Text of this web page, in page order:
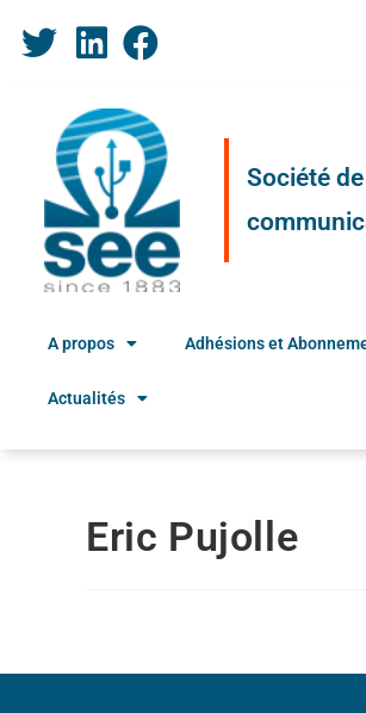
Société
A propos Adhésions et
Actualités
Eric Pujolle